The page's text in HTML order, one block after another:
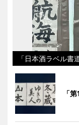
「日本酒ラベル書
「